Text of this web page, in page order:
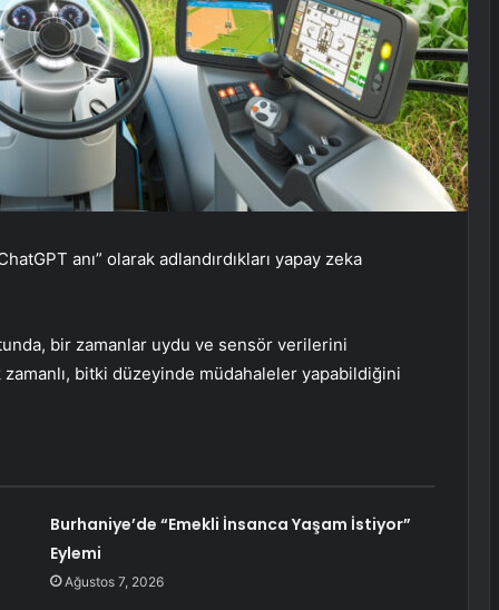
anı” olarak adlandırdıkları yapay zeka
bir zamanlar uydu ve sensör verilerini
zamanlı, bitki düzeyinde müdahaleler yapabildiğini
Burhaniye’de “Emekli İnsanca Yaşam İstiyor”
Eylemi
Ağustos 7, 2026